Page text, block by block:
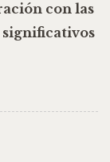
con las